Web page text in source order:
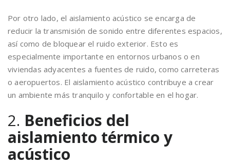
Por otro lado, el aislamiento acústico se encarga de
reducir la transmisión de sonido entre diferentes espacios,
así como de bloquear el ruido exterior. Esto es
especialmente importante en entornos urbanos o en
viviendas adyacentes a fuentes de ruido, como carreteras
o aeropuertos. El aislamiento acústico contribuye a crear
un ambiente más tranquilo y confortable en el hogar.
2. Beneficios del
aislamiento térmico y
acústico